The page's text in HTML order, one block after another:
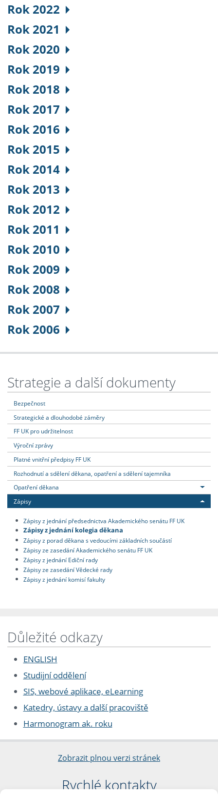
Rok 2022
Rok 2021
Rok 2020
Rok 2019
Rok 2018
Rok 2017
Rok 2016
Rok 2015
Rok 2014
Rok 2013
Rok 2012
Rok 2011
Rok 2010
Rok 2009
Rok 2008
Rok 2007
Rok 2006
Strategie a další dokumenty
Bezpečnost
Strategické a dlouhodobé záměry
FF UK pro udržitelnost
Výroční zprávy
Platné vnitřní předpisy FF UK
Rozhodnutí a sdělení děkana, opatření a sdělení tajemníka
Opatření děkana
Zápisy
Zápisy z jednání předsednictva Akademického senátu FF UK
Zápisy z jednání kolegia děkana
Zápisy z porad děkana s vedoucími základních součástí
Zápisy ze zasedání Akademického senátu FF UK
Zápisy z jednání Ediční rady
Zápisy ze zasedání Vědecké rady
Zápisy z jednání komisí fakulty
Důležité odkazy
ENGLISH
Studijní oddělení
SIS, webové aplikace, eLearning
Katedry, ústavy a další pracoviště
Harmonogram ak. roku
Zobrazit plnou verzi stránek
Rychlé kontakty